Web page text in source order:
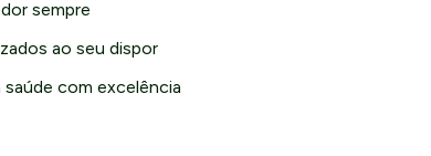
sempre
ao seu dispor
com excelência